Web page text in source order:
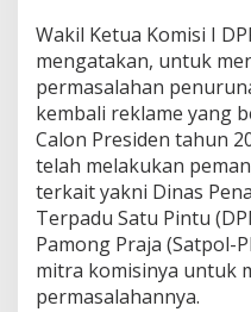
Wakil Ketua Komisi I
mengatakan, untuk
permasalahan
kembali reklame yang
Calon Presiden tahun
telah melakukan
terkait yakni Dinas
Terpadu Satu Pintu
Pamong Praja (Satpol-
mitra komisinya untuk
permasalahannya.